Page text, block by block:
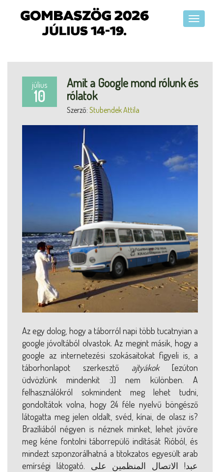
július
10
Amit a Google mond rólunk és
rólatok
Szerző: Stubendek Attila
Az egy dolog, hogy a táborról napi több tucatnyian a
google jóvoltából olvastok. Az megint másik, hogy a
google az internetezési szokásaitokat figyeli is, a
táborhonlapot szerkesztő ajtyákok[ezúton
üdvözlünk mindenkit :)] nem különben. A
felhasználókról sokmindent meg lehet tudni,
gondoltátok volna, hogy 24 féle nyelvű böngésző
látogatta meg jelen oldalt, svéd, kínai, de olasz is?
Brazíliából négyen is néznek minket, lehet jövőre
meg kéne fontolni táborrepülő indítását Rióból, és
mindezt szponzorálhatná a titokzatos egyesült arab
emírségi látogató. عبد! الاتصال المنظمين على